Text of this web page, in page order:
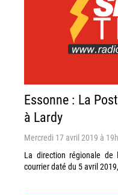
Essonne : La
à Lardy
Mercredi 17 avril 2019 à
La direction régionale
courrier daté du 5 avril